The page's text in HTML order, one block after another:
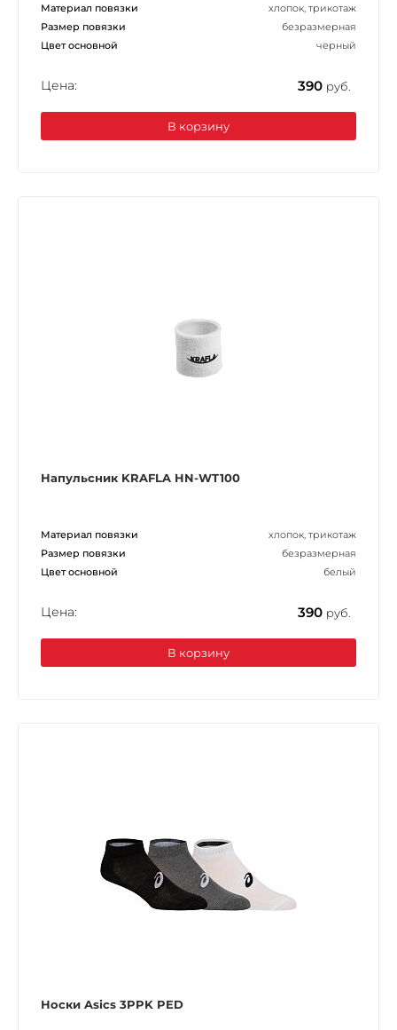
Материал повязки
хлопок, трикотаж
Размер повязки
безразмерная
Цвет основной
черный
Цена: 390 руб.
В корзину
Напульсник KRAFLA HN-WT100
Материал повязки
хлопок, трикотаж
Размер повязки
безразмерная
Цвет основной
белый
Цена: 390 руб.
В корзину
Носки Asics 3PPK PED